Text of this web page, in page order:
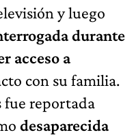
y luego
durante
acceso a
con su familia.
fue reportada
desaparecida